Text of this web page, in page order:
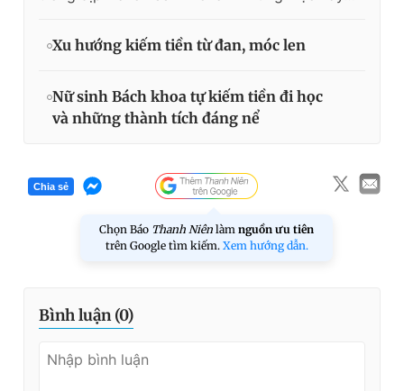
Xu hướng kiếm tiền từ đan, móc len
Nữ sinh Bách khoa tự kiếm tiền đi học
và những thành tích đáng nể
Chia sẻ
Chọn Báo Thanh Niên làm nguồn ưu tiên
trên Google tìm kiếm. Xem hướng dẫn.
Bình luận (0)